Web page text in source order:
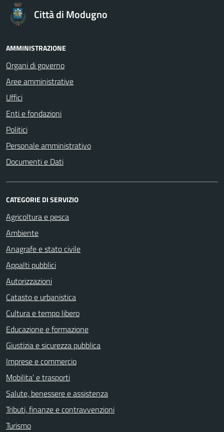
Città di Modugno
AMMINISTRAZIONE
Organi di governo
Aree amministrative
Uffici
Enti e fondazioni
Politici
Personale amministrativo
Documenti e Dati
CATEGORIE DI SERVIZIO
Agricoltura e pesca
Ambiente
Anagrafe e stato civile
Appalti pubblici
Autorizzazioni
Catasto e urbanistica
Cultura e tempo libero
Educazione e formazione
Giustizia e sicurezza pubblica
Imprese e commercio
Mobilita' e trasporti
Salute, benessere e assistenza
Tributi, finanze e contravvenzioni
Turismo